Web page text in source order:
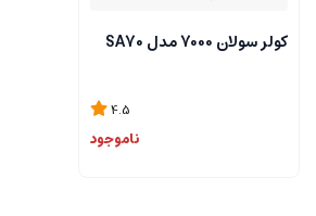
کولر سولان 7000 مدل SA70
4.5
ناموجود